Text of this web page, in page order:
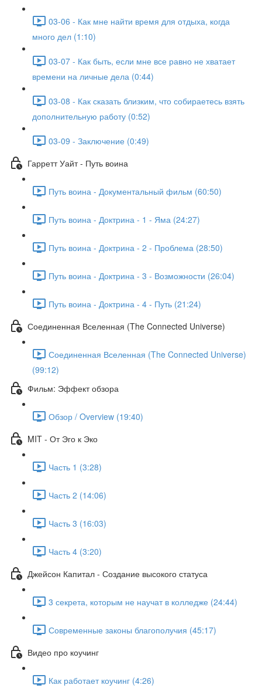
03-06 - Как мне найти время для отдыха, когда
много дел (1:10)
03-07 - Как быть, если мне все равно не хватает
времени на личные дела (0:44)
03-08 - Как сказать близким, что собираетесь взять
дополнительную работу (0:52)
03-09 - Заключение (0:49)
Гарретт Уайт - Путь воина
Путь воина - Документальный фильм (60:50)
Путь воина - Доктрина - 1 - Яма (24:27)
Путь воина - Доктрина - 2 - Проблема (28:50)
Путь воина - Доктрина - 3 - Возможности (26:04)
Путь воина - Доктрина - 4 - Путь (21:24)
Соединенная Вселенная (The Connected Universe)
Соединенная Вселенная (The Connected Universe)
(99:12)
Фильм: Эффект обзора
Обзор / Overview (19:40)
MIT - От Эго к Эко
Часть 1 (3:28)
Часть 2 (14:06)
Часть 3 (16:03)
Часть 4 (3:20)
Джейсон Капитал - Создание высокого статуса
3 секрета, которым не научат в колледже (24:44)
Современные законы благополучия (45:17)
Видео про коучинг
Как работает коучинг (4:26)